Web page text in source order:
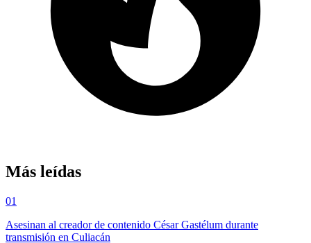
Más leídas
01
Asesinan al creador de contenido César Gastélum durante
transmisión en Culiacán